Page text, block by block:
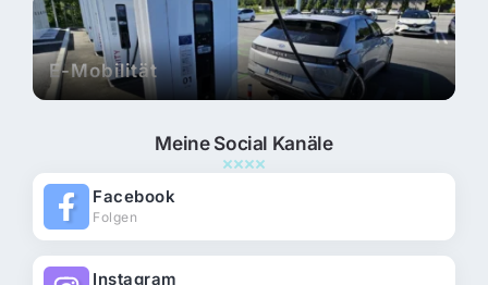
E-Mobilität
Meine Social Kanäle
Facebook
Folgen
Instagram